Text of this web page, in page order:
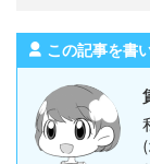
この記事を書